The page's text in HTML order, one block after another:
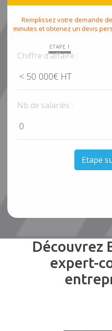
Remplissez votre demande
minutes et obtenez un devis
ETAPE 1
Chiffre d'affaire :
Nb de salariés :
Etape
Découvrez
expert-